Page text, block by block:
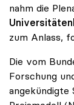
nahm die
zum Anlass,
Die vom
Forschung
angekündigte